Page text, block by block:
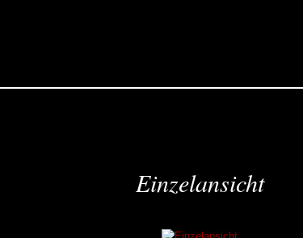
Einzelansicht